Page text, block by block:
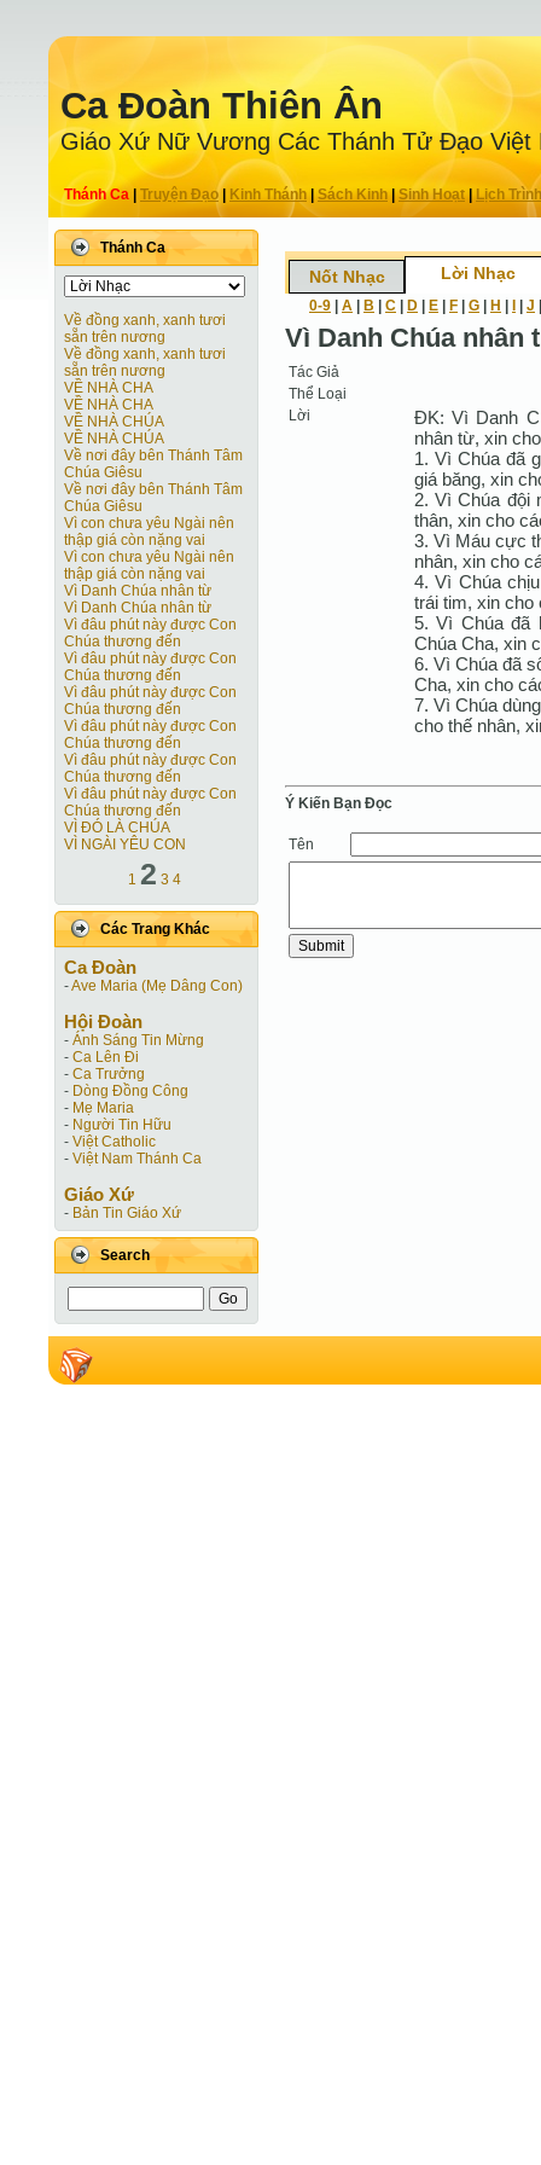
Ca Ðoàn Thiên Ân
Giáo Xứ Nữ Vương Các Thánh Tử Ðạo Việt
Thánh Ca Truyện Ðạo| Kinh Thánh Sách Kinh|Sinh Hoạt| Lịch Trình
Thánh Ca
Về đồng xanh, xanh tươi
sẵn trên nương
Về đồng xanh, xanh tươi
sẵn trên nương
VỀ NHÀ CHA
VỀ NHÀ CHA
VỀ NHÀ CHÚA
VỀ NHÀ CHÚA
Về nơi đây bên Thánh Tâm
Chúa Giêsu
Về nơi đây bên Thánh Tâm
Chúa Giêsu
Vì con chưa yêu Ngài nên
thập giá còn nặng vai
Vì con chưa yêu Ngài nên
thập giá còn nặng vai
Vì Danh Chúa nhân từ
Vì Danh Chúa nhân từ
Vì đâu phút này được Con
Chúa thương đến
Vì đâu phút này được Con
Chúa thương đến
Vì đâu phút này được Con
Chúa thương đến
Vì đâu phút này được Con
Chúa thương đến
Vì đâu phút này được Con
Chúa thương đến
Vì đâu phút này được Con
Chúa thương đến
VÌ ĐÓ LÀ CHÚA
VÌ NGÀI YÊU CON
1 2 3 4
Các Trang Khác
Ca Ðoàn
-Ave Maria (Mẹ Dâng Con)
Hội Ðoàn
- Ánh Sáng Tin Mừng
- Ca Lên Đi
- Ca Trưởng
- Dòng Đồng Công
- Mẹ Maria
- Người Tin Hữu
- Việt Catholic
- Việt Nam Thánh Ca
Giáo Xứ
- Bản Tin Giáo Xứ
Search
Nốt Nhạc Lời Nhạc
0-9 A B C D E F G H J
Vì Danh Chúa nhân
Tác Giả
Thể Loại
Lời
ÐK: Vì Danh
nhân từ, xin
1. Vì Chúa đã
giá băng, xin
2. Vì Chúa đội
thân, xin cho
3. Vì Máu cực
nhân, xin cho
4. Vì Chúa
trái tim, xin cho
5. Vì Chúa đã
Chúa Cha, xin
6. Vì Chúa đã
Cha, xin cho
7. Vì Chúa
cho thế nhân,
Ý Kiến Bạn Ðọc
Tên